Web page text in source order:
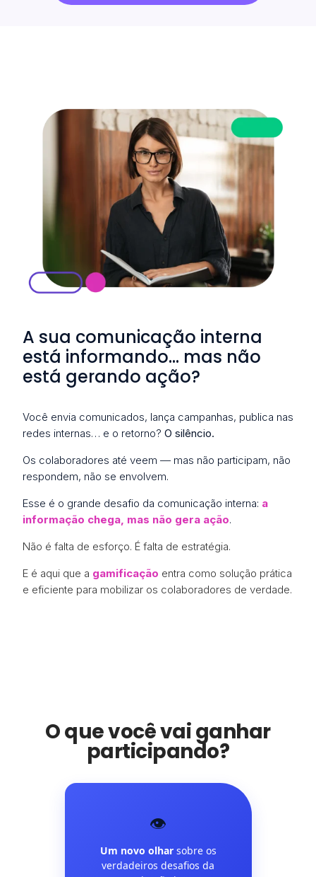
A sua comunicação interna
está informando… mas não
está gerando ação?
Você envia comunicados, lança campanhas, publica nas
redes internas… e o retorno? O silêncio.
Os colaboradores até veem — mas não participam, não
respondem, não se envolvem.
Esse é o grande desafio da comunicação interna: a
informação chega, mas não gera ação.
Não é falta de esforço. É falta de estratégia.
E é aqui que a gamificação entra como solução prática
e eficiente para mobilizar os colaboradores de verdade.
O que você vai ganhar
participando?
👁️
Um novo olharsobre os
verdadeiros desafios da